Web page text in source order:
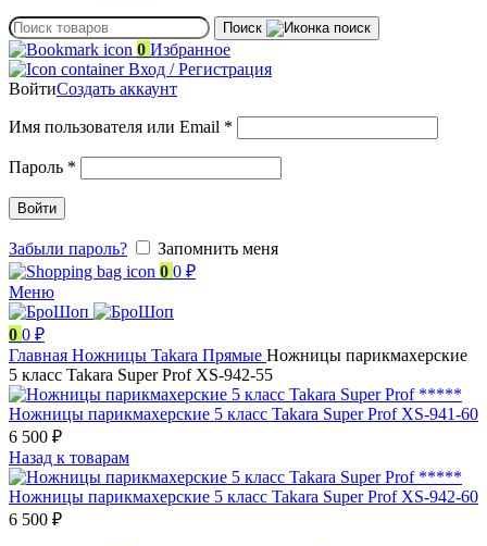
Поиск
0 Избранное
Вход / Регистрация
ВойтиСоздать аккаунт
Имя пользователя или Email *
Пароль *
Войти
Забыли пароль?
Запомнить меня
0 0 ₽
Меню
0 0 ₽
Главная Ножницы Takara Прямые Ножницы парикмахерские
5 класс Takara Super Prof XS-942-55
Ножницы парикмахерские 5 класс Takara Super Prof XS-941-60
6 500 ₽
Назад к товарам
Ножницы парикмахерские 5 класс Takara Super Prof XS-942-60
6 500 ₽